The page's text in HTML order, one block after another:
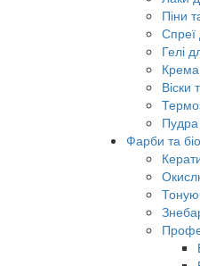
Піни
Спреї
Гелі
Віски
Фарби та